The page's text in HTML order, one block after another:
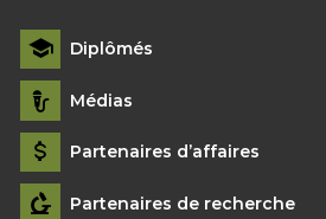
Diplômés
Médias
Partenaires d’affaires
Partenaires de recherche